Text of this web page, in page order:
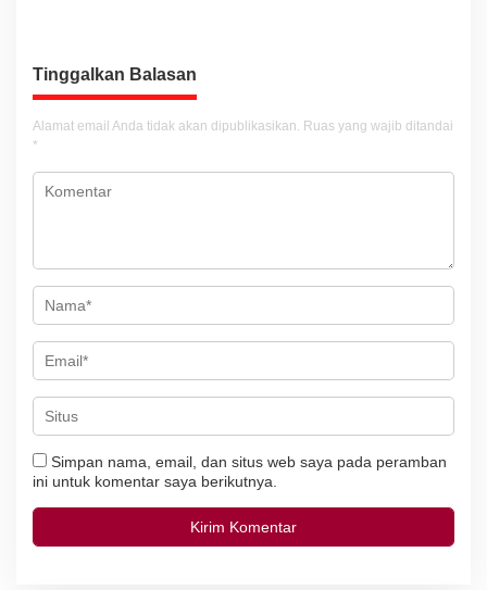
a
s
i
p
Tinggalkan Balasan
Alamat email Anda tidak akan dipublikasikan. Ruas yang wajib ditandai
*
Simpan nama, email, dan situs web saya pada peramban
ini untuk komentar saya berikutnya.